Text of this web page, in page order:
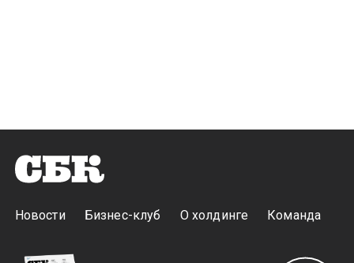
Новости Бизнес-клуб О холдинге Команда